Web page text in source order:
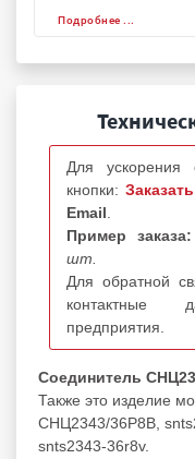
Подробнее ...
Для ускорения
кнопки: Заказать
Email
Пример заказа:
шт.
Для обратной
контактные
предприятия.
Соединитель
Также это изделие
СНЦ2343/36Р8В,
snts2343-36r8v.